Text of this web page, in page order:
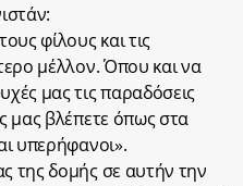
φίλους και τις
μέλλον. Όπου και να
μας τις παραδόσεις
μας βλέπετε όπως στα
υπερήφανοι».
της δομής σε αυτήν την